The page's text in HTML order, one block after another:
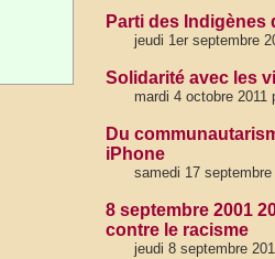
Parti des Indigènes
jeudi 1er septembre
Solidarité avec les
mardi 4 octobre
Du
iPhone
samedi 17
8 septembre 2001
contre le racisme
jeudi 8 septembre